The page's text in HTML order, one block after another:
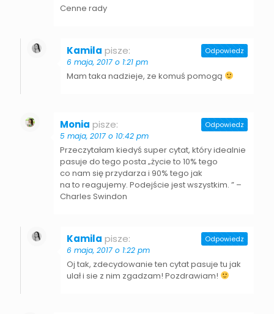
Cenne rady
Kamila pisze:
6 maja, 2017 o 1:21 pm
Mam taka nadzieje, ze komuś pomogą
Odpowiedz
Monia pisze:
5 maja, 2017 o 10:42 pm
Przeczytałam kiedyś super cytat, który idealnie
pasuje do tego posta „życie to 10% tego
co nam się przydarza i 90% tego jak
na to reagujemy. Podejście jest wszystkim. ” –
Charles Swindon
Odpowiedz
Kamila pisze:
6 maja, 2017 o 1:22 pm
Oj tak, zdecydowanie ten cytat pasuje tu jak
ulał i sie z nim zgadzam! Pozdrawiam!
Odpowiedz